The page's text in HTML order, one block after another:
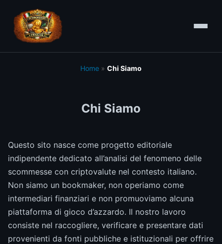
Home » Chi Siamo
Chi Siamo
Questo sito nasce come progetto editoriale
indipendente dedicato all’analisi del fenomeno delle
scommesse con criptovalute nel contesto italiano.
Non siamo un bookmaker, non operiamo come
intermediari finanziari e non promuoviamo alcuna
piattaforma di gioco d’azzardo. Il nostro lavoro
consiste nel raccogliere, verificare e presentare dati
provenienti da fonti pubbliche e istituzionali per offrire